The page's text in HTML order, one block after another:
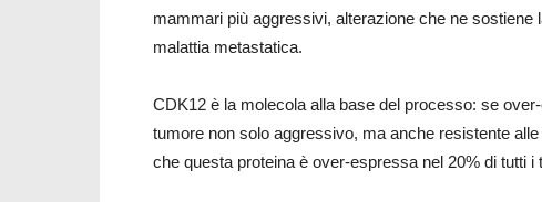
mammari più aggressivi, alterazione che ne
malattia metastatica.
CDK12 è la molecola alla base del processo: se
tumore non solo aggressivo, ma anche resistente
che questa proteina è over-espressa nel 20% di tutti i